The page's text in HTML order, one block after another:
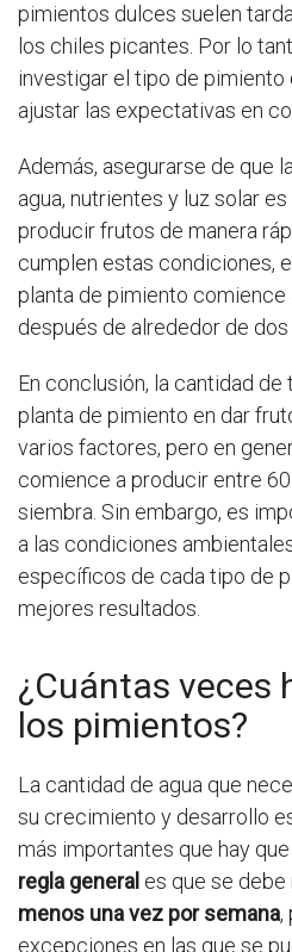
pimientos dulces suelen
los chiles picantes. Por lo
investigar el tipo de
ajustar las expectativas en
Además, asegurarse de que
agua, nutrientes y luz solar
producir frutos de manera
cumplen estas condiciones,
planta de pimiento
después de alrededor de
En conclusión, la cantidad
planta de pimiento en dar
varios factores, pero en
comience a producir entre
siembra. Sin embargo, es
a las condiciones
específicos de cada tipo de
mejores resultados.
¿Cuántas veces
los pimientos?
La cantidad de agua que
su crecimiento y desarrollo
más importantes que hay
regla general es que se
menos una vez por semana,
excepciones en las que se